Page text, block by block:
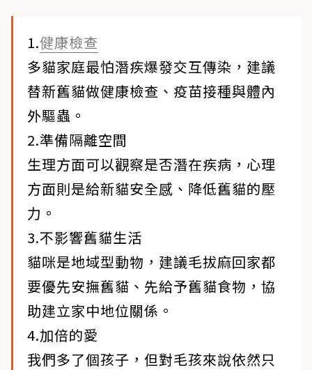
1.健康檢查
多貓家庭最怕潛疾爆發交互傳染，建議
替新舊貓做健康檢查、疫苗接種與體內
外驅蟲。
2.準備隔離空間
生理方面可以觀察是否潛在疾病，心理
方面則是給新貓安全感、降低舊貓的壓
力。
3.不影響舊貓生活
貓咪是地域型動物，建議毛拔麻回家都
要優先安撫舊貓、先給予舊貓食物，協
助建立家中地位關係。
4.加倍的愛
我們多了個孩子，但對毛孩來說依然只